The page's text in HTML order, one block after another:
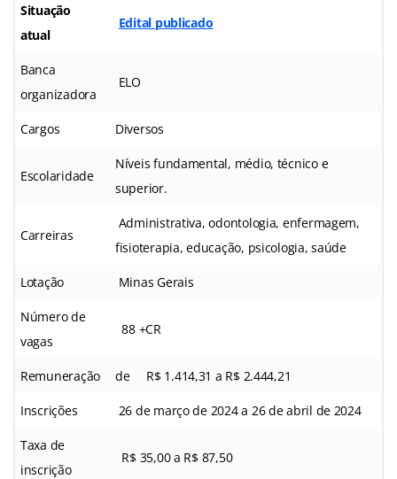
Situação
atual
Edital publicado
Banca
organizadora
ELO
Cargos Diversos
Escolaridade
Níveis fundamental, médio, técnico e
superior.
Carreiras
Administrativa, odontologia, enfermagem,
fisioterapia, educação, psicologia, saúde
Lotação Minas Gerais
Número de
vagas
88 +CR
Remuneração de R$ 1.414,31 a R$ 2.444,21
Inscrições 26 de março de 2024 a 26 de abril de 2024
Taxa de
inscrição
R$ 35,00 a R$ 87,50